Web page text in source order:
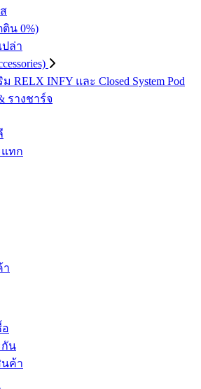
น 0%)
ล่า
RELX INFY และ Closed System Pod
รางชาร์จ
แทก
า
กัน
นค้า